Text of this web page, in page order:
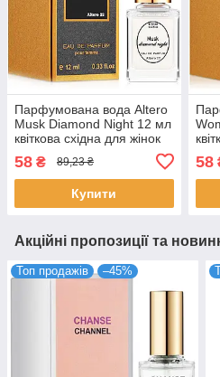
Парфумована вода Altero
Musk Diamond Night 12 мл
квіткова східна для жінок
стійкий аромат з мускусом
Алтеро
58 ₴ 89,23 ₴
Купити
58
Акційні пропозиції та
Топ продажів –45%